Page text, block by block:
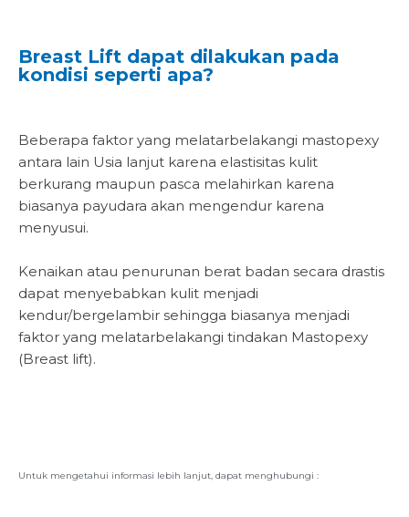
Breast Lift dapat dilakukan pada
kondisi seperti apa?
Beberapa faktor yang melatarbelakangi mastopexy
antara lain Usia lanjut karena elastisitas kulit
berkurang maupun pasca melahirkan karena
biasanya payudara akan mengendur karena
menyusui.
Kenaikan atau penurunan berat badan secara drastis
dapat menyebabkan kulit menjadi
kendur/bergelambir sehingga biasanya menjadi
faktor yang melatarbelakangi tindakan Mastopexy
(Breast lift).
Untuk mengetahui informasi lebih lanjut, dapat menghubungi :